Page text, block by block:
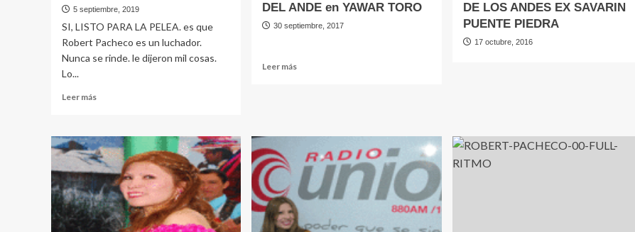
5 septiembre, 2019
SI, LISTO PARA LA PELEA. es que
Robert Pacheco es un luchador.
Nunca se rinde. le dijeron mil cosas.
Lo...
Leer más
ROBERT
PACHECO
listo
para
la
pelea
DEL ANDE en YAWAR TORO
30 septiembre, 2017
Leer más
MORALES
Y
CHINITO
DEL
ANDE
en
DE LOS ANDES EX SAVARIN
PUENTE PIEDRA
17 octubre, 2016